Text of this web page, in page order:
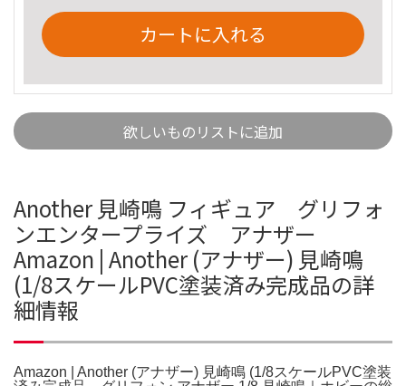
カートに入れる
欲しいものリストに追加
Another 見崎鳴 フィギュア グリフォ
ンエンタープライズ アナザー
Amazon | Another (アナザー) 見崎鳴
(1/8スケールPVC塗装済み完成品の詳
細情報
Amazon | Another (アナザー) 見崎鳴 (1/8スケールPVC塗装